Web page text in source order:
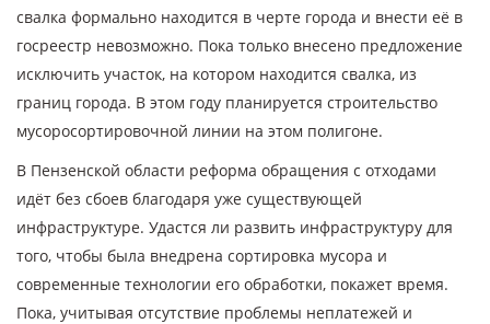
свалка формально находится в черте города и внести её в
госреестр невозможно. Пока только внесено предложение
исключить участок, на котором находится свалка, из
границ города. В этом году планируется строительство
мусоросортировочной линии на этом полигоне.
В Пензенской области реформа обращения с отходами
идёт без сбоев благодаря уже существующей
инфраструктуре. Удастся ли развить инфраструктуру для
того, чтобы была внедрена сортировка мусора и
современные технологии его обработки, покажет время.
Пока, учитывая отсутствие проблемы неплатежей и